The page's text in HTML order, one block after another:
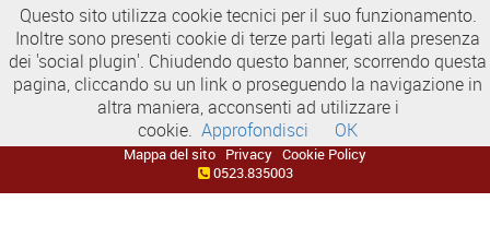
Mappa del sito Privacy Cookie Policy
0523.835003
Questo sito utilizza cookie tecnici per il suo funzionamento.
Inoltre sono presenti cookie di terze parti legati alla presenza
dei 'social plugin'. Chiudendo questo banner, scorrendo questa
pagina, cliccando su un link o proseguendo la navigazione in
altra maniera, acconsenti ad utilizzare i
cookie. Approfondisci OK